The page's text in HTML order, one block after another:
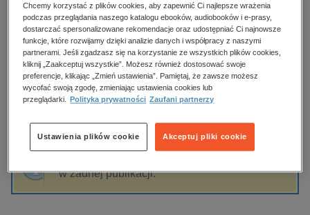
Kategorie
Zobacz wszystkie E-prasa
budownictwo, aranżacja wnętrz
biznesowe, branżowe, gospodarka
dzienniki
edukacja
hobby, sport, rozrywka
komputery, internet, technologie, informatyka
Strona główna Bob Proctor
Bob Proctor
Sortowanie Filtrowanie
w żadnej publikacji.
Chcemy korzystać z plików cookies, aby zapewnić Ci najlepsze wrażenia
podczas przeglądania naszego katalogu ebooków, audiobooków i e-prasy,
dostarczać spersonalizowane rekomendacje oraz udostępniać Ci najnowsze
funkcje, które rozwijamy dzięki analizie danych i współpracy z naszymi
partnerami. Jeśli zgadzasz się na korzystanie ze wszystkich plików cookies,
kliknij „Zaakceptuj wszystkie”. Możesz również dostosować swoje
preferencje, klikając „Zmień ustawienia”. Pamiętaj, że zawsze możesz
wycofać swoją zgodę, zmieniając ustawienia cookies lub
przeglądarki.
Polityka prywatności Zaufani partnerzy
Akceptuj pliki cookie
Ustawienia plików cookie